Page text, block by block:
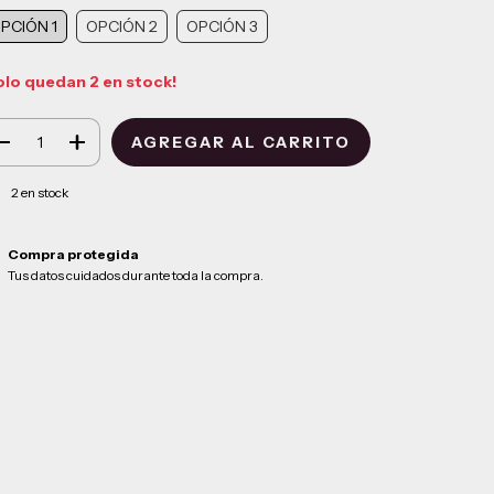
1 OPCIÓN 2 OPCIÓN 3
quedan 2 en stock!
2en stock
Compra protegida
Tus datos cuidados durante toda la compra.